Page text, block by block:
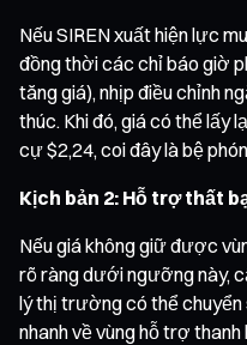
Nếu SIREN xuất hiện lực
đồng thời các chỉ báo giờ
tăng giá), nhịp điều chỉnh
thúc. Khi đó, giá có thể lấy
cự $2,24, coi đây là bệ
Kịch bản 2: Hỗ trợ thất
Nếu giá không giữ được
rõ ràng dưới ngưỡng này,
lý thị trường có thể
nhanh về vùng hỗ trợ